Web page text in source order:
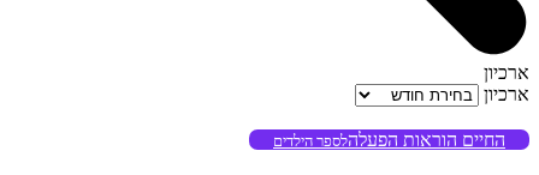
ארכיון
ארכיון
החיים הוראות הפעלהלספר הילדים